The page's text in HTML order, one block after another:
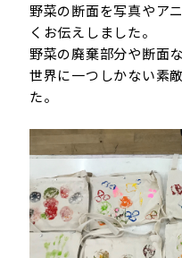
野菜の断面を写真やア
くお伝えしました。
野菜の廃棄部分や断面
世界に一つしかない素
た。